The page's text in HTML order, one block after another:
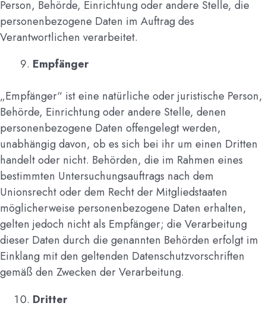
Person, Behörde, Einrichtung oder andere Stelle, die
personenbezogene Daten im Auftrag des
Verantwortlichen verarbeitet.
Empfänger
„Empfänger“ ist eine natürliche oder juristische Person,
Behörde, Einrichtung oder andere Stelle, denen
personenbezogene Daten offengelegt werden,
unabhängig davon, ob es sich bei ihr um einen Dritten
handelt oder nicht. Behörden, die im Rahmen eines
bestimmten Untersuchungsauftrags nach dem
Unionsrecht oder dem Recht der Mitgliedstaaten
möglicherweise personenbezogene Daten erhalten,
gelten jedoch nicht als Empfänger; die Verarbeitung
dieser Daten durch die genannten Behörden erfolgt im
Einklang mit den geltenden Datenschutzvorschriften
gemäß den Zwecken der Verarbeitung.
Dritter